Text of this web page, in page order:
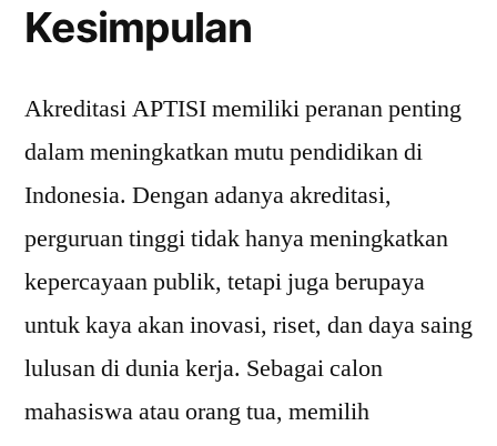
Kesimpulan
Akreditasi APTISI memiliki peranan penting
dalam meningkatkan mutu pendidikan di
Indonesia. Dengan adanya akreditasi,
perguruan tinggi tidak hanya meningkatkan
kepercayaan publik, tetapi juga berupaya
untuk kaya akan inovasi, riset, dan daya saing
lulusan di dunia kerja. Sebagai calon
mahasiswa atau orang tua, memilih